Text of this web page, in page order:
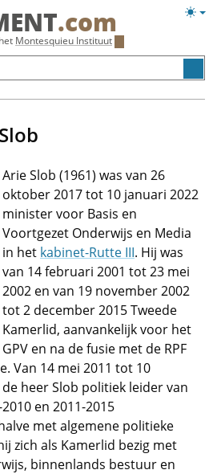
.com
Montesquieu Instituut
Arie Slob (1961) was van 26
oktober 2017 tot 10 januari 2022
minister voor Basis en
Voortgezet Onderwijs en Media
in het kabinet-Rutte III. Hij was
van 14 februari 2001 tot 23 mei
2002 en van 19 november 2002
tot 2 december 2015 Tweede
Kamerlid, aanvankelijk voor het
GPV en na de fusie met de RPF
Van 14 mei 2011 tot 10
heer Slob politiek leider van
en 2011-2015
met algemene politieke
zich als Kamerlid bezig met
binnenlands bestuur en